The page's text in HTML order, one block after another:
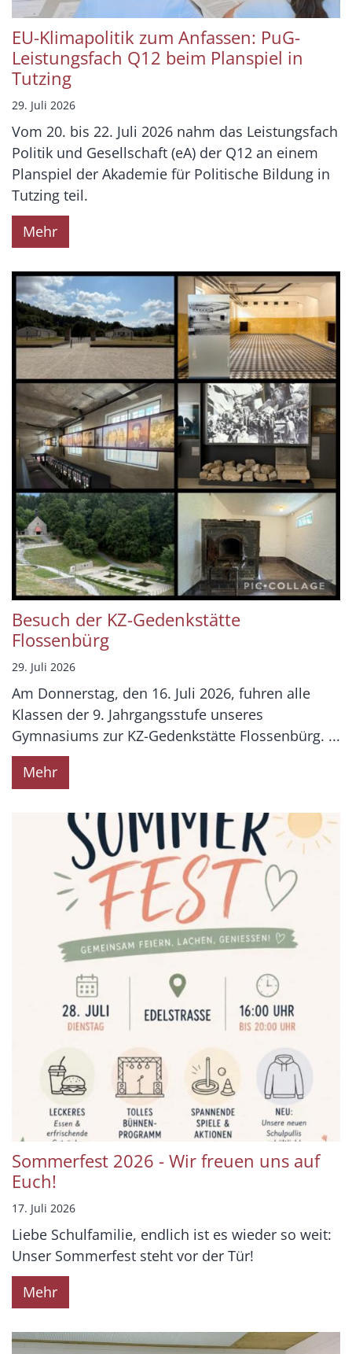
EU-Klimapolitik zum Anfassen: PuG-
Leistungsfach Q12 beim Planspiel in
Tutzing
29. Juli 2026
Vom 20. bis 22. Juli 2026 nahm das Leistungsfach
Politik und Gesellschaft (eA) der Q12 an einem
Planspiel der Akademie für Politische Bildung in
Tutzing teil.
Mehr
Besuch der KZ-Gedenkstätte
Flossenbürg
29. Juli 2026
Am Donnerstag, den 16. Juli 2026, fuhren alle
Klassen der 9. Jahrgangsstufe unseres
Gymnasiums zur KZ-Gedenkstätte Flossenbürg. ...
Mehr
Sommerfest 2026 - Wir freuen uns auf
Euch!
17. Juli 2026
Liebe Schulfamilie, endlich ist es wieder so weit:
Unser Sommerfest steht vor der Tür!
Mehr